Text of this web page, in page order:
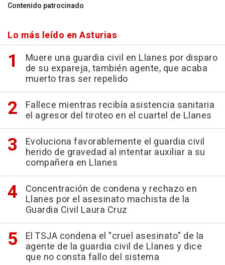
Contenido patrocinado
Lo más leído en Asturias
Muere una guardia civil en Llanes por disparo
de su expareja, también agente, que acaba
muerto tras ser repelido
Fallece mientras recibía asistencia sanitaria
el agresor del tiroteo en el cuartel de Llanes
Evoluciona favorablemente el guardia civil
herido de gravedad al intentar auxiliar a su
compañera en Llanes
Concentración de condena y rechazo en
Llanes por el asesinato machista de la
Guardia Civil Laura Cruz
El TSJA condena el "cruel asesinato" de la
agente de la guardia civil de Llanes y dice
que no consta fallo del sistema